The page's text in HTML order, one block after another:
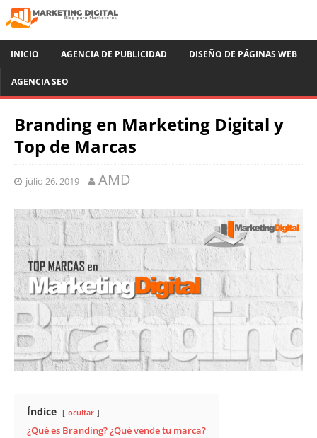
INICIO AGENCIA DE PUBLICIDAD DISEÑO DE PÁGINAS WEB
AGENCIA SEO
Branding en Marketing Digital y
Top de Marcas
julio 26, 2019 AMD
Índice ocultar
¿Qué es Branding? ¿Qué vende tu marca?